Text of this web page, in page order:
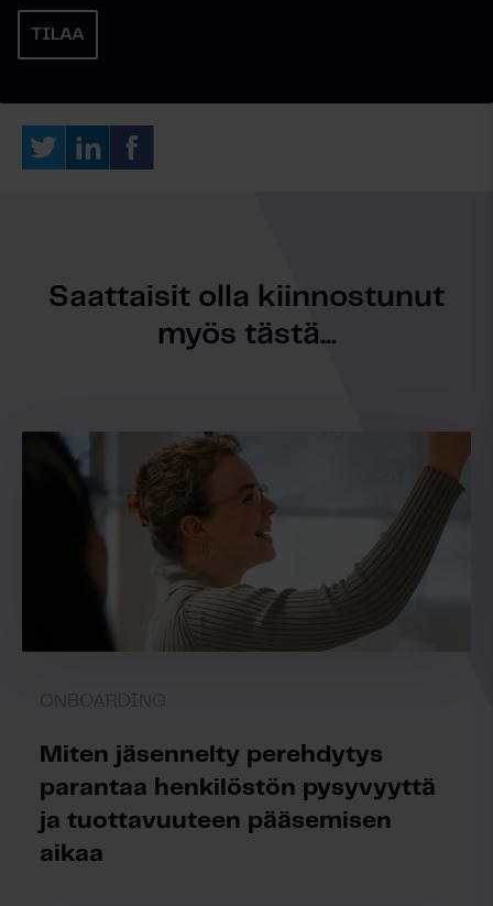
Saattaisit olla kiinnostunut
myös tästä...
Miten jäsennelty perehdytys
parantaa henkilöstön pysyvyyttä
ja tuottavuuteen pääsemisen
aikaa